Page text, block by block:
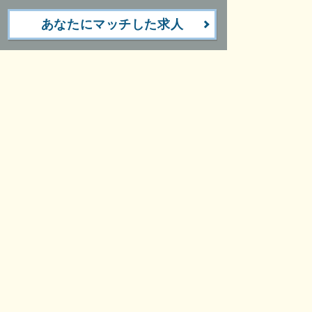
あなたにマッチした求人